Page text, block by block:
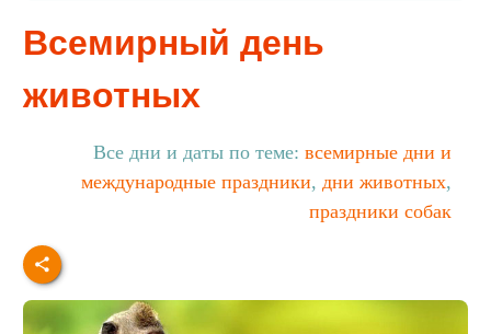
Всемирный день
животных
Все дни и даты по теме: всемирные дни и
международные праздники, дни животных,
праздники собак